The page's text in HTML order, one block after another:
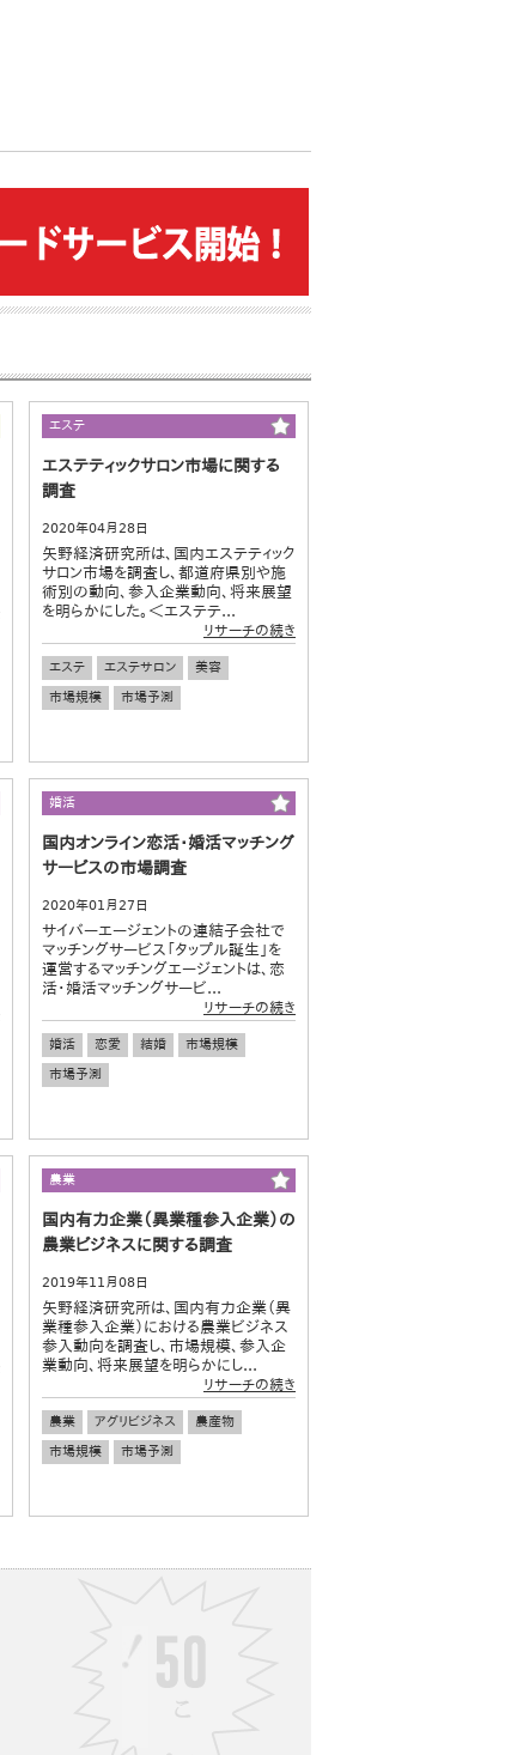
エステ
エステティックサロン市場に関する
調査
2020年04月28日
矢野経済研究所は、国内エステティック
サロン市場を調査し、都道府県別や施
術別の動向、参入企業動向、将来展望
を明らかにした。＜エステテ...
リサーチの続き
エステ エステサロン
美容
市場規模
市場予測
婚活
国内オンライン恋活・婚活マッチング
サービスの市場調査
2020年01月27日
サイバーエージェントの連結子会社で
マッチングサービス「タップル誕生」を
運営するマッチングエージェントは、恋
活・婚活マッチングサービ...
リサーチの続き
婚活 恋愛 結婚
市場規模
市場予測
農業
国内有力企業（異業種参入企業）の
農業ビジネスに関する調査
2019年11月08日
矢野経済研究所は、国内有力企業（異
業種参入企業）における農業ビジネス
参入動向を調査し、市場規模、参入企
業動向、将来展望を明らかにし...
リサーチの続き
農業 アグリビジネス
農産物
市場規模
市場予測